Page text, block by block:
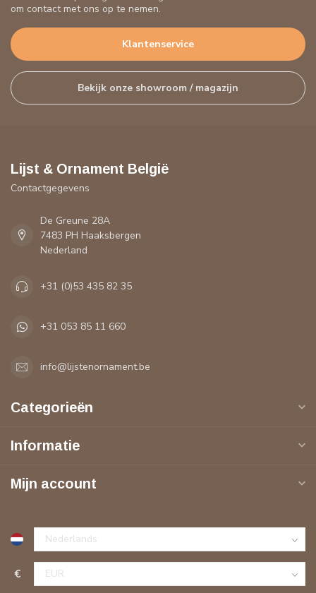
om contact met ons op te nemen.
Klantenservice
Bekijk onze showroom / magazijn
Lijst & Ornament België
Contactgegevens
De Greune 28A
7483 PH Haaksbergen
Nederland
+31 (0)53 435 82 35
+31 053 85 11 660
info@lijstenornament.be
Categorieën
Informatie
Mijn account
€